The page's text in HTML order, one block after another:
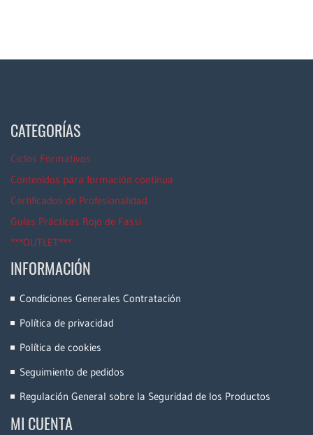
CATEGORÍAS
Ciclos Formativos
Contenidos para formación continua
Certificados de Profesionalidad
Guías Prácticas Rojo de Fassi
***OUTLET***
INFORMACIÓN
Condiciones Generales Contratación
Política de privacidad
Política de cookies
Seguimiento de pedidos
Regulación General sobre la Seguridad de los Productos
MI CUENTA